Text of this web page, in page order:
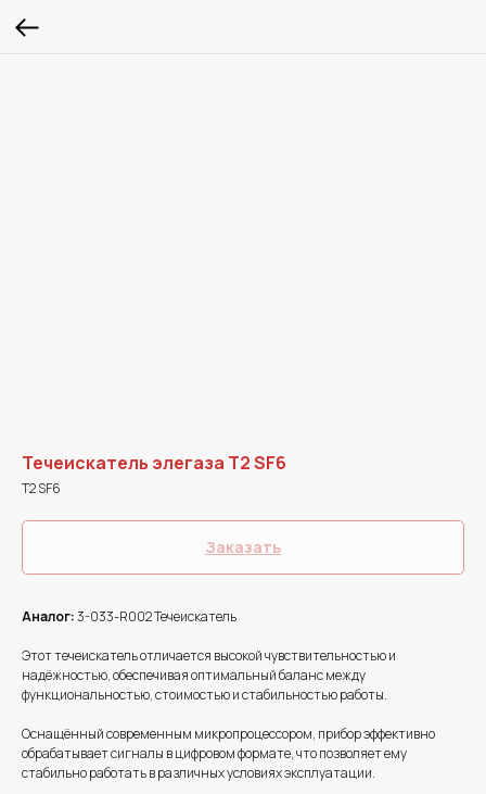
Течеискатель элегаза T2 SF6
T2 SF6
Заказать
Аналог:3-033-R002 Течеискатель
Этот течеискатель отличается высокой чувствительностью и
надёжностью, обеспечивая оптимальный баланс между
функциональностью, стоимостью и стабильностью работы.
Оснащённый современным микропроцессором, прибор эффективно
обрабатывает сигналы в цифровом формате, что позволяет ему
стабильно работать в различных условиях эксплуатации.